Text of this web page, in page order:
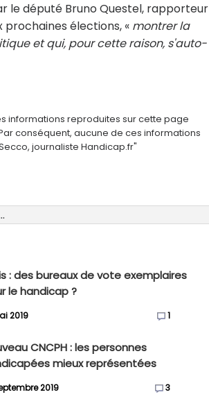
le député Bruno Questel, rapporteur
élections, « montrer la
et qui, pour cette raison, s'auto-
informations reproduites sur cette page
conséquent, aucune de ces informations
journaliste Handicap.fr"
: des bureaux de vote exemplaires
le handicap ?
2019 1
CNCPH : les personnes
mieux représentées
2019 3